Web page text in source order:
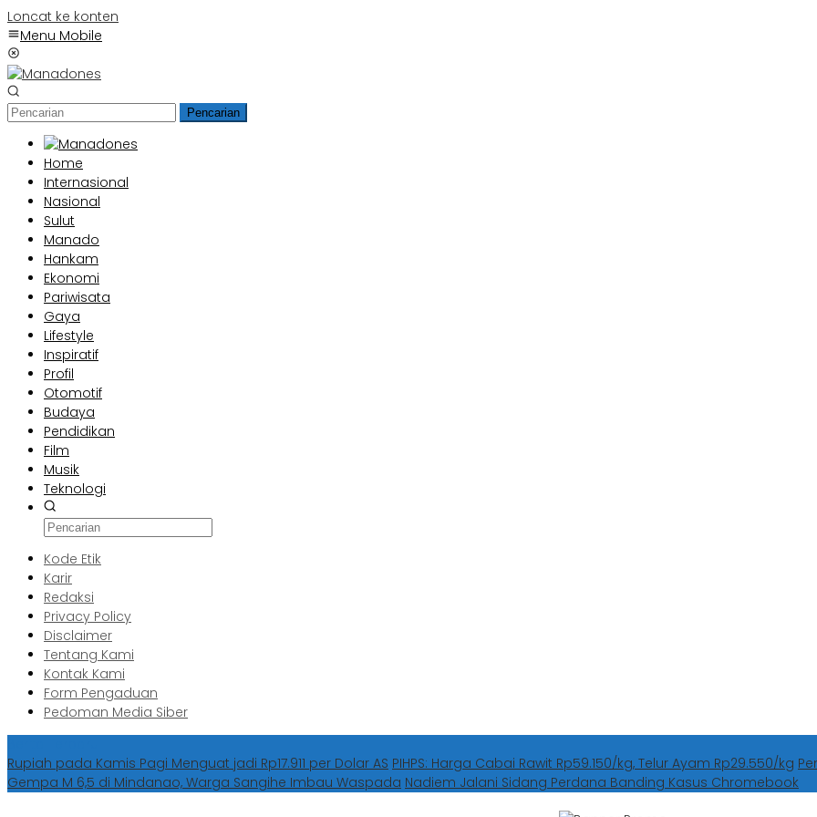
Loncat ke konten
Menu Mobile
Pencarian
Home
Internasional
Nasional
Sulut
Manado
Hankam
Ekonomi
Pariwisata
Gaya
Lifestyle
Inspiratif
Profil
Otomotif
Budaya
Pendidikan
Film
Musik
Teknologi
Kode Etik
Karir
Redaksi
Privacy Policy
Disclaimer
Tentang Kami
Kontak Kami
Form Pengaduan
Pedoman Media Siber
Rupiah pada Kamis Pagi Menguat jadi Rp17.911 per Dolar AS PIHPS: Harga Cabai Rawit Rp59.150/kg, Telur Ayam Rp29.550/kg
Gempa M 6,5 di Mindanao, Warga Sangihe Imbau Waspada Nadiem Jalani Sidang Perdana Banding Kasus Chromebook